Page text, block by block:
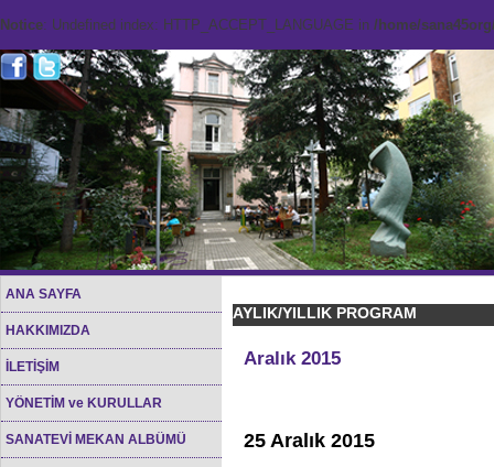
Notice: Undefined index: HTTP_ACCEPT_LANGUAGE in /home/
ANA SAYFA
HAKKIMIZDA
İLETİŞİM
YÖNETİM ve KURULLAR
SANATEVİ MEKAN ALBÜMÜ
AYLIK/YILLIK PROGRAM
Aralık 2015
25 Aralık 2015